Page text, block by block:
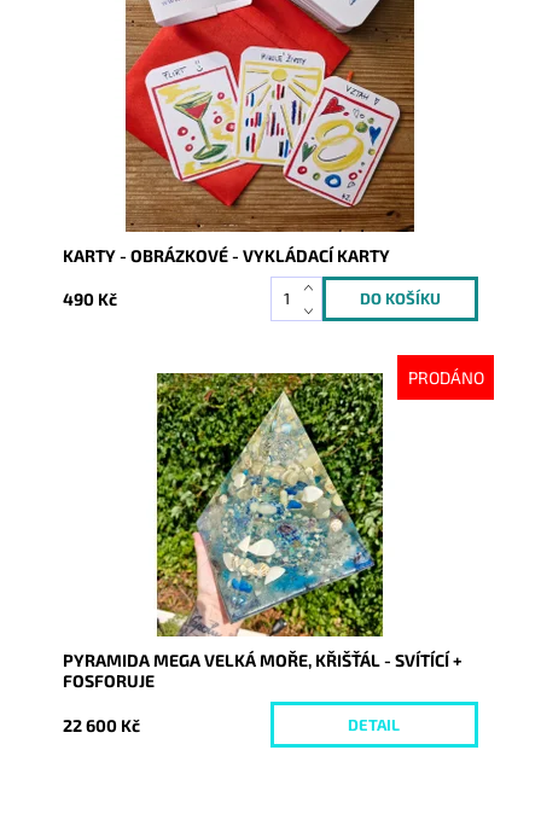
Dostupnost:
Skladem
9371
KARTY - OBRÁZKOVÉ - VYKLÁDACÍ KARTY
490 Kč
PRODÁNO
Vyprodáno
9385
PYRAMIDA MEGA VELKÁ MOŘE, KŘIŠŤÁL - SVÍTÍCÍ +
FOSFORUJE
22 600 Kč DETAIL